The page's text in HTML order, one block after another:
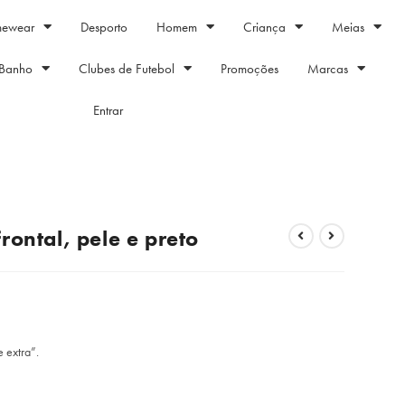
Desporto Homem Criança Meias
Clubes de Futebol Promoções Marcas
Entrar
pele e preto
extra”.